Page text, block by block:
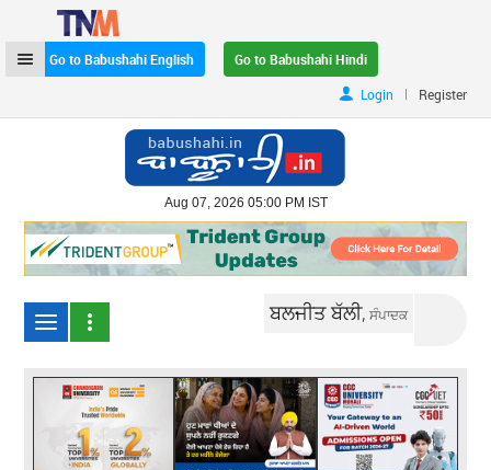
Go to Babushahi English
Go to Babushahi Hindi
Login
| Register
Aug 07, 2026 05:00 PM IST
ਬਲਜੀਤ ਬੱਲੀ,ਸੰਪਾਦਕ